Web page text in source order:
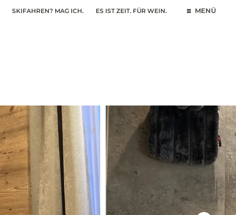
SKIFAHREN? MAG ICH. ES IST ZEIT. FÜR WEIN. MENÜ